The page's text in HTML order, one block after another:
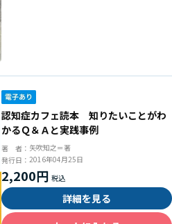
認知症カフェ読本 知りたいことがわ
かるＱ＆Ａと実践事例
著 者： 矢吹知之＝著
発行日： 2016年04月25日
2,200円
詳細を見る